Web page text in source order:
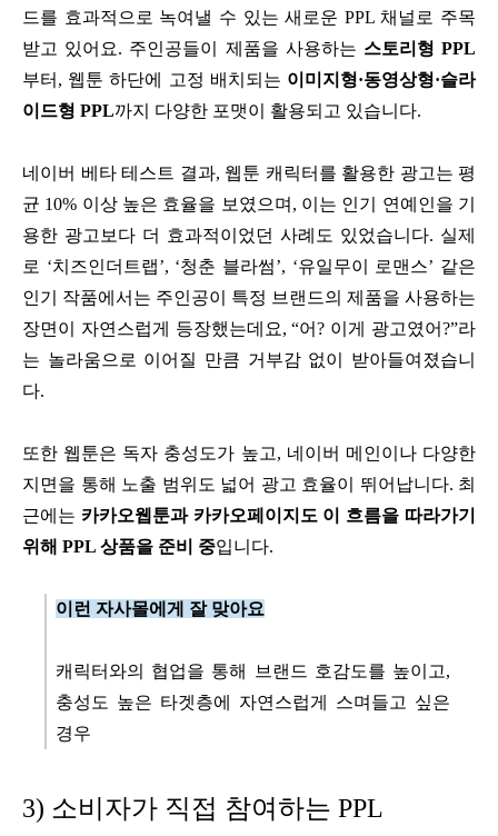
드를 효과적으로 녹여낼 수 있는 새로운 PPL 채널로 주목
받고 있어요. 주인공들이 제품을 사용하는 스토리형 PPL
부터, 웹툰 하단에 고정 배치되는 이미지형·동영상형·슬라
이드형 PPL까지 다양한 포맷이 활용되고 있습니다.
네이버 베타 테스트 결과, 웹툰 캐릭터를 활용한 광고는 평
균 10% 이상 높은 효율을 보였으며, 이는 인기 연예인을 기
용한 광고보다 더 효과적이었던 사례도 있었습니다. 실제
로 ‘치즈인더트랩’, ‘청춘 블라썸’, ‘유일무이 로맨스’ 같은
인기 작품에서는 주인공이 특정 브랜드의 제품을 사용하는
장면이 자연스럽게 등장했는데요, “어? 이게 광고였어?”라
는 놀라움으로 이어질 만큼 거부감 없이 받아들여졌습니
다.
또한 웹툰은 독자 충성도가 높고, 네이버 메인이나 다양한
지면을 통해 노출 범위도 넓어 광고 효율이 뛰어납니다. 최
근에는 카카오웹툰과 카카오페이지도 이 흐름을 따라가기
위해 PPL 상품을 준비 중입니다.
이런 자사몰에게 잘 맞아요
캐릭터와의 협업을 통해 브랜드 호감도를 높이고,
충성도 높은 타겟층에 자연스럽게 스며들고 싶은
경우
3) 소비자가 직접 참여하는 PPL